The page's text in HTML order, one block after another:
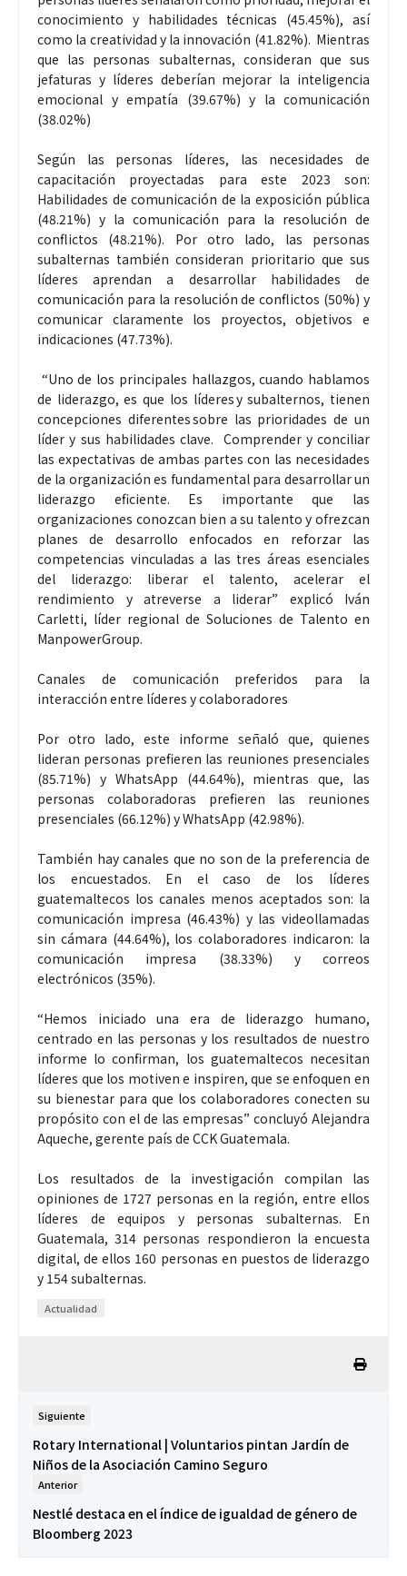
conocimiento y habilidades técnicas (45.45%), así
como la creatividad y la innovación (41.82%). Mientras
que las personas subalternas, consideran que sus
jefaturas y líderes deberían mejorar la inteligencia
emocional y empatía (39.67%) y la comunicación
(38.02%)
Según las personas líderes, las necesidades de
capacitación proyectadas para este 2023 son:
Habilidades de comunicación de la exposición pública
(48.21%) y la comunicación para la resolución de
conflictos (48.21%). Por otro lado, las personas
subalternas también consideran prioritario que sus
líderes aprendan a desarrollar habilidades de
comunicación para la resolución de conflictos (50%) y
comunicar claramente los proyectos, objetivos e
indicaciones (47.73%).
“Uno de los principales hallazgos, cuando hablamos
de liderazgo, es que los líderes y subalternos, tienen
concepciones diferentes sobre las prioridades de un
líder y sus habilidades clave. Comprender y conciliar
las expectativas de ambas partes con las necesidades
de la organización es fundamental para desarrollar un
liderazgo eficiente. Es importante que las
organizaciones conozcan bien a su talento y ofrezcan
planes de desarrollo enfocados en reforzar las
competencias vinculadas a las tres áreas esenciales
del liderazgo: liberar el talento, acelerar el
rendimiento y atreverse a liderar” explicó Iván
Carletti, líder regional de Soluciones de Talento en
ManpowerGroup.
Canales de comunicación preferidos para la
interacción entre líderes y colaboradores
Por otro lado, este informe señaló que, quienes
lideran personas prefieren las reuniones presenciales
(85.71%) y WhatsApp (44.64%), mientras que, las
personas colaboradoras prefieren las reuniones
presenciales (66.12%) y WhatsApp (42.98%).
También hay canales que no son de la preferencia de
los encuestados. En el caso de los líderes
guatemaltecos los canales menos aceptados son: la
comunicación impresa (46.43%) y las videollamadas
sin cámara (44.64%), los colaboradores indicaron: la
comunicación impresa (38.33%) y correos
electrónicos (35%).
“Hemos iniciado una era de liderazgo humano,
centrado en las personas y los resultados de nuestro
informe lo confirman, los guatemaltecos necesitan
líderes que los motiven e inspiren, que se enfoquen en
su bienestar para que los colaboradores conecten su
propósito con el de las empresas” concluyó Alejandra
Aqueche, gerente país de CCK Guatemala.
Los resultados de la investigación compilan las
opiniones de 1727 personas en la región, entre ellos
líderes de equipos y personas subalternas. En
Guatemala, 314 personas respondieron la encuesta
digital, de ellos 160 personas en puestos de liderazgo
y 154 subalternas.
Actualidad
Siguiente
Rotary International | Voluntarios pintan Jardín de
Niños de la Asociación Camino Seguro
Anterior
Nestlé destaca en el índice de igualdad de género de
Bloomberg 2023